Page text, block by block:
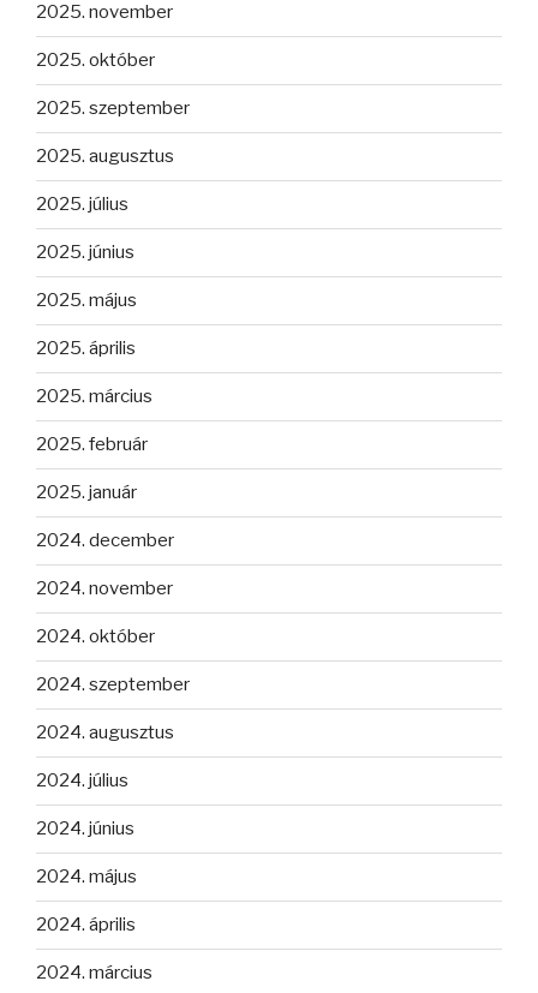
2025. november
2025. október
2025. szeptember
2025. augusztus
2025. július
2025. június
2025. május
2025. április
2025. március
2025. február
2025. január
2024. december
2024. november
2024. október
2024. szeptember
2024. augusztus
2024. július
2024. június
2024. május
2024. április
2024. március